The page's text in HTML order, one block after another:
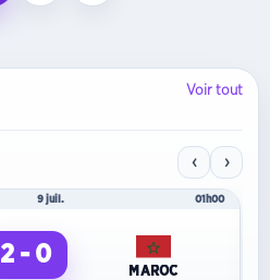
Voir tout
‹ ›
9 juil. 01h00
2 - 0
MAROC